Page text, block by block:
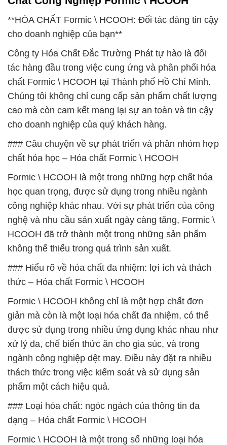
**HÓA CHẤT Formic \ HCOOH: Đối tác đáng tin cậy
cho doanh nghiệp của bạn**
Công ty Hóa Chất Đắc Trường Phát tự hào là đối
tác hàng đầu trong việc cung ứng và phân phối hóa
chất Formic \ HCOOH tại Thành phố Hồ Chí Minh.
Chúng tôi không chỉ cung cấp sản phẩm chất lượng
cao mà còn cam kết mang lại sự an toàn và tin cậy
cho doanh nghiệp của quý khách hàng.
### Câu chuyện về sự phát triển và phân nhóm hợp
chất hóa học – Hóa chất Formic \ HCOOH
Formic \ HCOOH là một trong những hợp chất hóa
học quan trọng, được sử dụng trong nhiều ngành
công nghiệp khác nhau. Với sự phát triển của công
nghệ và nhu cầu sản xuất ngày càng tăng, Formic \
HCOOH đã trở thành một trong những sản phẩm
không thể thiếu trong quá trình sản xuất.
### Hiểu rõ về hóa chất đa nhiệm: lợi ích và thách
thức – Hóa chất Formic \ HCOOH
Formic \ HCOOH không chỉ là một hợp chất đơn
giản mà còn là một loại hóa chất đa nhiệm, có thể
được sử dụng trong nhiều ứng dụng khác nhau như
xử lý da, chế biến thức ăn cho gia súc, và trong
ngành công nghiệp dệt may. Điều này đặt ra nhiều
thách thức trong việc kiểm soát và sử dụng sản
phẩm một cách hiệu quả.
### Loại hóa chất: ngóc ngách của thông tin đa
dạng – Hóa chất Formic \ HCOOH
Formic \ HCOOH là một trong số những loại hóa